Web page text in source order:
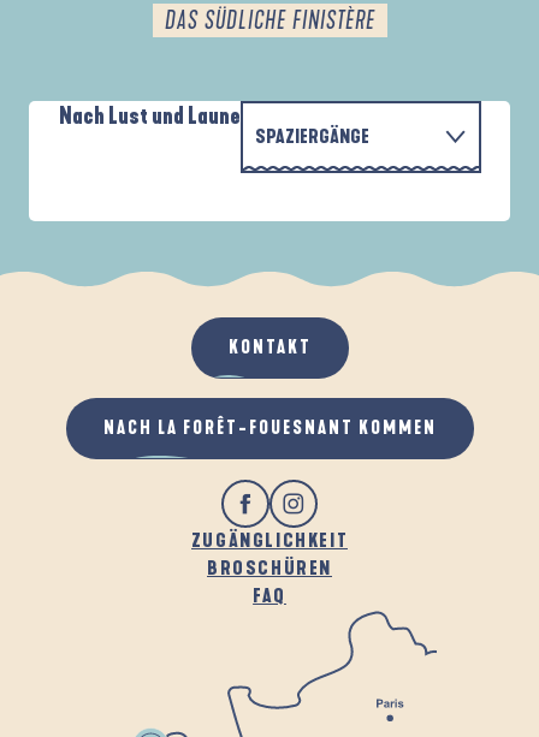
DAS SÜDLICHE FINISTÈRE
Nach Lust und Laune
SPAZIERGÄNGE
WENN ES REGNET
AN DER FRISCHEN LUFT
PARCOURS D'INTERPRÉTATION DE L'ANSE
ZUGÄNGLICHKEIT
BROSCHÜREN
FAQ
KONTAKT
NACH LA FORÊT-FOUESNANT KOMMEN